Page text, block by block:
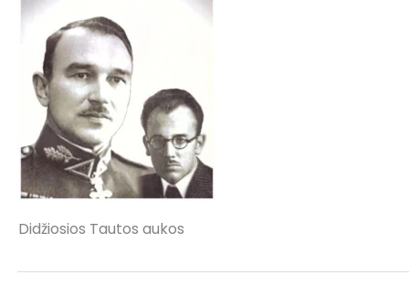
Didžiosios Tautos aukos